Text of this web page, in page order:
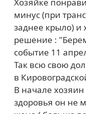
минус (при
заднее крыло) и
решение :
событие 11
Так всю свою
в
В начале
здоровья он не